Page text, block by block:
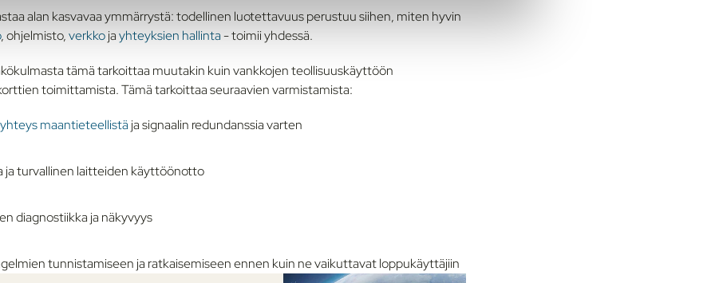
alan kasvavaa ymmärrystä: todellinen luotettavuus perustuu siihen, miten hyvin
, ohjelmisto,verkkojayhteyksien hallinta- toimii yhdessä.
tämä tarkoittaa muutakin kuin vankkojen teollisuuskäyttöön
toimittamista. Tämä tarkoittaa seuraavien varmistamista:
maantieteellistä ja signaalin redundanssia varten
ja turvallinen laitteiden käyttöönotto
diagnostiikka ja näkyvyys
tunnistamiseen ja ratkaisemiseen ennen kuin ne vaikuttavat loppukäyttäjiin